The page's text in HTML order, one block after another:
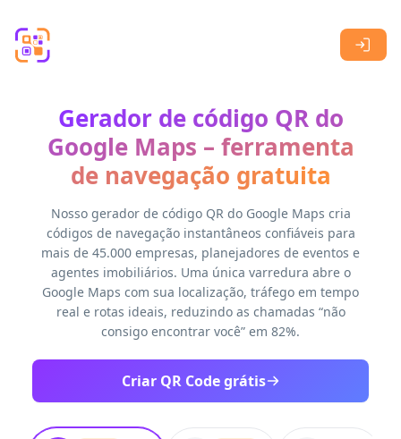
Gerador de código QR do
Google Maps – ferramenta
de navegação gratuita
Nosso gerador de código QR do Google Maps cria
códigos de navegação instantâneos confiáveis ​​para
mais de 45.000 empresas, planejadores de eventos e
agentes imobiliários. Uma única varredura abre o
Google Maps com sua localização, tráfego em tempo
real e rotas ideais, reduzindo as chamadas “não
consigo encontrar você” em 82%.
Criar QR Code grátis